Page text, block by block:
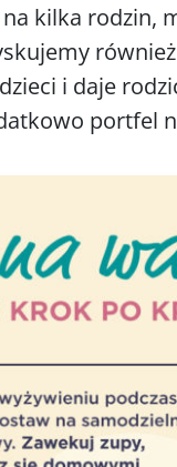
kilka rodzin,
i daje
portfel